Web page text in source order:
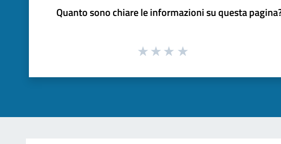
Quanto sono chiare le informazioni su questa